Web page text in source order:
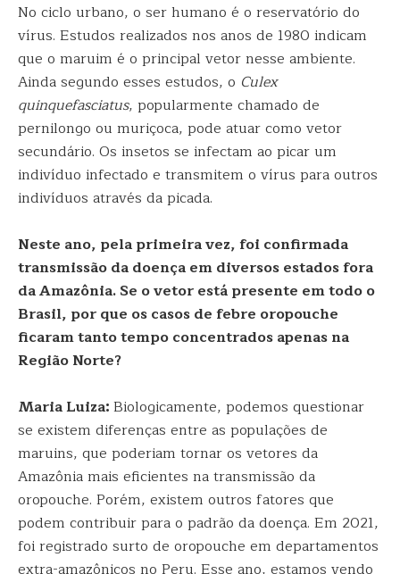
No ciclo urbano, o ser humano é o reservatório do
vírus. Estudos realizados nos anos de 1980 indicam
que o maruim é o principal vetor nesse ambiente.
Ainda segundo esses estudos, o Culex
quinquefasciatus, popularmente chamado de
pernilongo ou muriçoca, pode atuar como vetor
secundário. Os insetos se infectam ao picar um
indivíduo infectado e transmitem o vírus para outros
indivíduos através da picada.
Neste ano, pela primeira vez, foi confirmada
transmissão da doença em diversos estados fora
da Amazônia. Se o vetor está presente em todo o
Brasil, por que os casos de febre oropouche
ficaram tanto tempo concentrados apenas na
Região Norte?
Maria Luiza:Biologicamente, podemos questionar
se existem diferenças entre as populações de
maruins, que poderiam tornar os vetores da
Amazônia mais eficientes na transmissão da
oropouche. Porém, existem outros fatores que
podem contribuir para o padrão da doença. Em 2021,
foi registrado surto de oropouche em departamentos